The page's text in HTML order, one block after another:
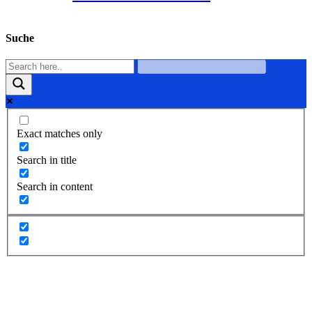
Suche
Exact matches only
Search in title
Search in content